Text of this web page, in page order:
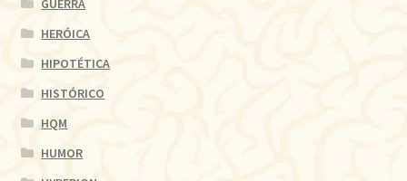
GUERRA
HERÓICA
HIPOTÉTICA
HISTÓRICO
HQM
HUMOR